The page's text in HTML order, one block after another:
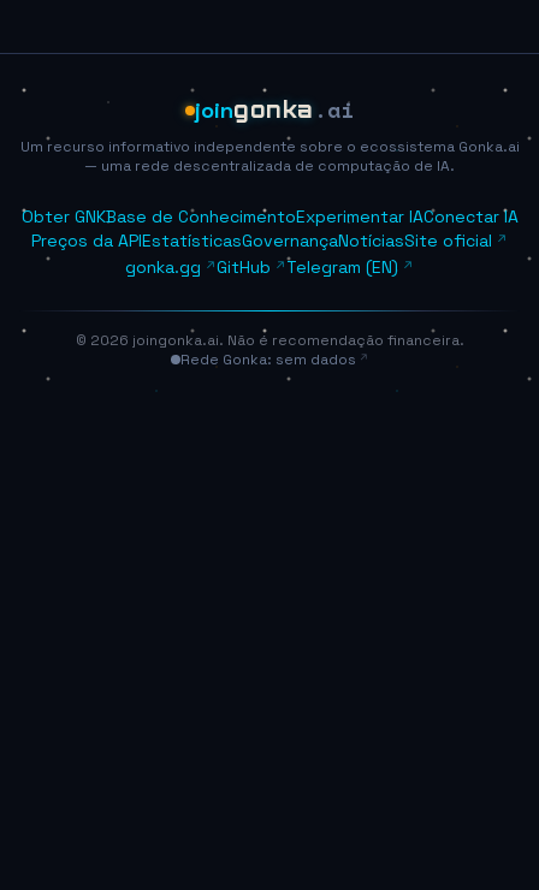
joingonka .ai
Um recurso informativo independente sobre o ecossistema Gonka.ai
— uma rede descentralizada de computação de IA.
Obter GNKBase de ConhecimentoExperimentar IAConectar IA
Preços da APIEstatísticasGovernançaNotíciasSite oficial
gonka.gg
GitHub Telegram (EN)
© 2026 joingonka.ai. Não é recomendação financeira.
Rede Gonka: sem dados